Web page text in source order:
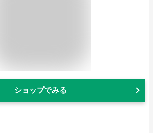
ショップでみる